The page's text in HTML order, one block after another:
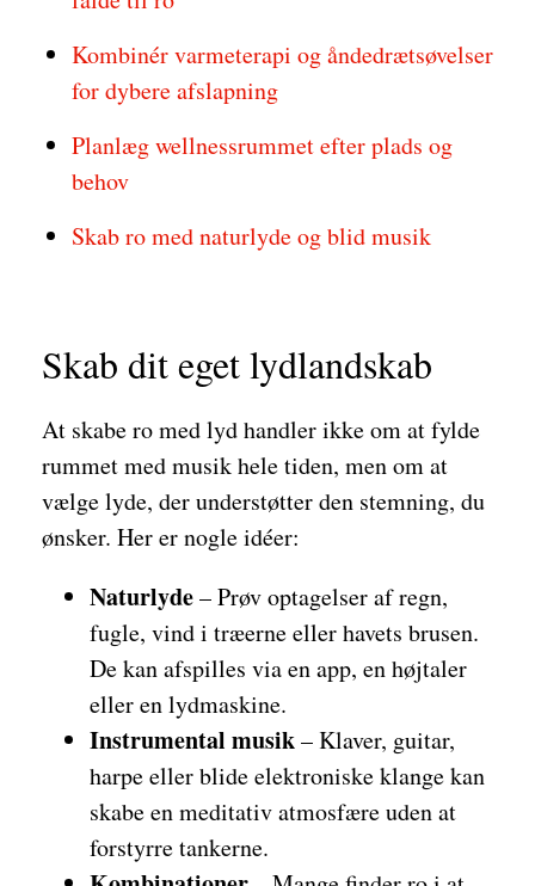
Kombinér varmeterapi og åndedrætsøvelser
for dybere afslapning
Planlæg wellnessrummet efter plads og
behov
Skab ro med naturlyde og blid musik
Skab dit eget lydlandskab
At skabe ro med lyd handler ikke om at fylde
rummet med musik hele tiden, men om at
vælge lyde, der understøtter den stemning, du
ønsker. Her er nogle idéer:
Naturlyde– Prøv optagelser af regn,
fugle, vind i træerne eller havets brusen.
De kan afspilles via en app, en højtaler
eller en lydmaskine.
Instrumental musik– Klaver, guitar,
harpe eller blide elektroniske klange kan
skabe en meditativ atmosfære uden at
forstyrre tankerne.